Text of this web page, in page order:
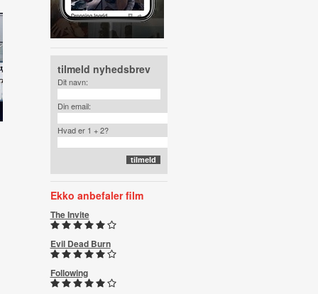
tilmeld nyhedsbrev
Dit navn:
Din email:
Hvad er 1 + 2?
Ekko anbefaler film
The Invite
Evil Dead Burn
Following